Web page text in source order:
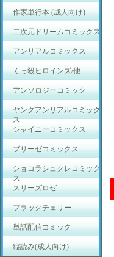
作家単行本 (成人向け)
二次元ドリームコミックス
アンリアルコミックス
くっ殺ヒロインズ/他
アンソロジーコミック
ヤングアンリアルコミック
ス
シャイニーコミックス
ブリーゼコミックス
ショコラシュクレコミック
ス
スリーズロゼ
ブラックチェリー
単話配信コミック
縦読み(成人向け)